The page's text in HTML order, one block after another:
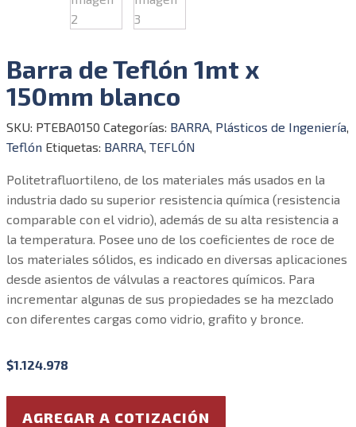
Barra de Teflón 1mt x
150mm blanco
SKU: PTEBA0150 Categorías: BARRA, Plásticos de Ingeniería,
Teflón Etiquetas: BARRA, TEFLÓN
Politetrafluortileno, de los materiales más usados en la
industria dado su superior resistencia química (resistencia
comparable con el vidrio), además de su alta resistencia a
la temperatura. Posee uno de los coeficientes de roce de
los materiales sólidos, es indicado en diversas aplicaciones
desde asientos de válvulas a reactores químicos. Para
incrementar algunas de sus propiedades se ha mezclado
con diferentes cargas como vidrio, grafito y bronce.
$1.124.978
AGREGAR A COTIZACIÓN